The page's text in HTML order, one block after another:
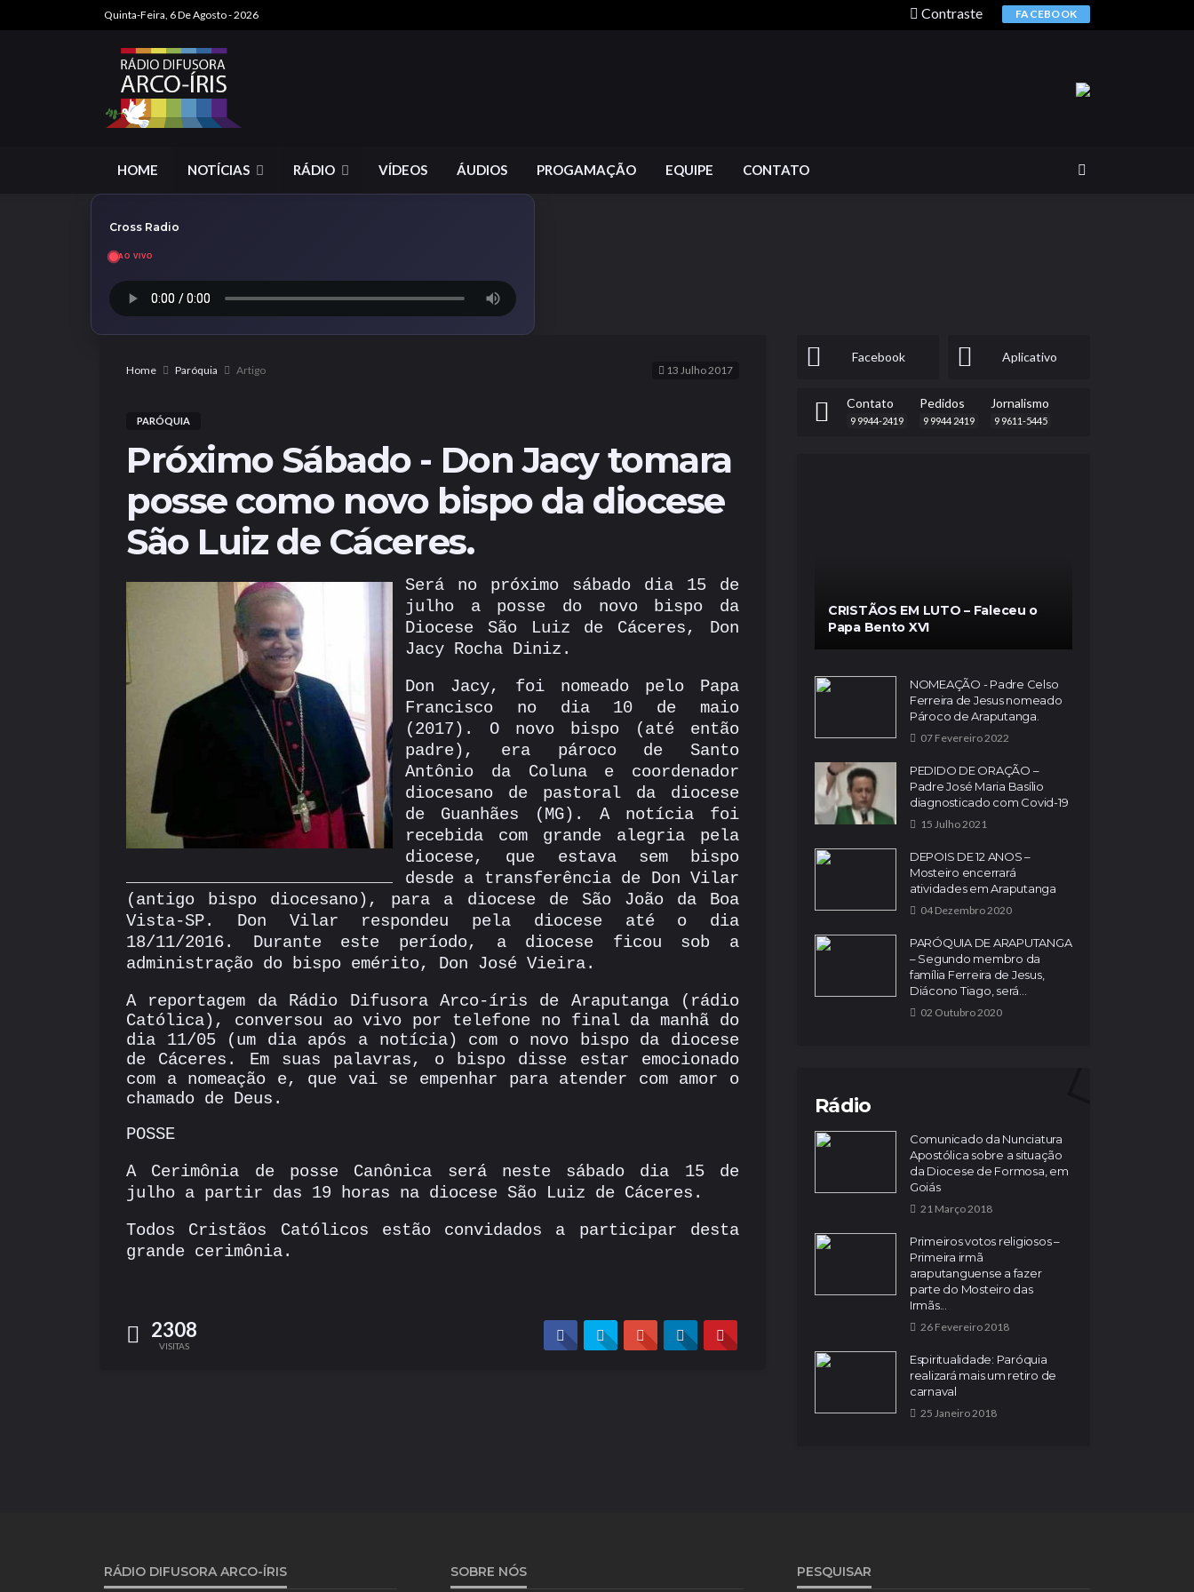
Quinta-Feira, 6 De Agosto - 2026 Contraste FACEBOOK
HOME NOTÍCIAS RÁDIO VÍDEOS ÁUDIOS PROGAMAÇÃO EQUIPE CONTATO
Cross Radio
AO VIVO
Home Paróquia Artigo 13 Julho 2017
PARÓQUIA
Próximo Sábado - Don Jacy tomara
posse como novo bispo da diocese
São Luiz de Cáceres.
Será no próximo sábado dia 15 de
julho a posse do novo bispo da
Diocese São Luiz de Cáceres, Don
Jacy Rocha Diniz.
Don Jacy, foi nomeado pelo Papa
Francisco no dia 10 de maio
(2017). O novo bispo (até então
padre), era pároco de Santo
Antônio da Coluna e coordenador
diocesano de pastoral da diocese
de Guanhães (MG). A notícia foi
recebida com grande alegria pela
diocese, que estava sem bispo
desde a transferência de Don Vilar
(antigo bispo diocesano), para a diocese de São João da Boa
Vista-SP. Don Vilar respondeu pela diocese até o dia
18/11/2016. Durante este período, a diocese ficou sob a
administração do bispo emérito, Don José Vieira.
A reportagem da Rádio Difusora Arco-íris de Araputanga (rádio
Católica), conversou ao vivo por telefone no final da manhã do
dia 11/05 (um dia após a notícia) com o novo bispo da diocese
de Cáceres. Em suas palavras, o bispo disse estar emocionado
com a nomeação e, que vai se empenhar para atender com amor o
chamado de Deus.
POSSE
A Cerimônia de posse Canônica será neste sábado dia 15 de
julho a partir das 19 horas na diocese São Luiz de Cáceres.
Todos Cristãos Católicos estão convidados a participar desta
grande cerimônia.
2308
VISITAS
Facebook Aplicativo
Contato
9 9944-2419
Pedidos
9 9944 2419
Jornalismo
9 9611-5445
CRISTÃOS EM LUTO – Faleceu o
Papa Bento XVI
NOMEAÇÃO - Padre Celso
Ferreira de Jesus nomeado
Pároco de Araputanga.
07 Fevereiro 2022
PEDIDO DE ORAÇÃO –
Padre José Maria Basílio
diagnosticado com Covid-19
15 Julho 2021
DEPOIS DE 12 ANOS –
Mosteiro encerrará
atividades em Araputanga
04 Dezembro 2020
PARÓQUIA DE ARAPUTANGA
– Segundo membro da
família Ferreira de Jesus,
Diácono Tiago, será...
02 Outubro 2020
Rádio
Comunicado da Nunciatura
Apostólica sobre a situação
da Diocese de Formosa, em
Goiás
21 Março 2018
Primeiros votos religiosos –
Primeira irmã
araputanguense a fazer
parte do Mosteiro das
Irmãs...
26 Fevereiro 2018
Espiritualidade: Paróquia
realizará mais um retiro de
carnaval
25 Janeiro 2018
RÁDIO DIFUSORA ARCO-ÍRIS SOBRE NÓS PESQUISAR